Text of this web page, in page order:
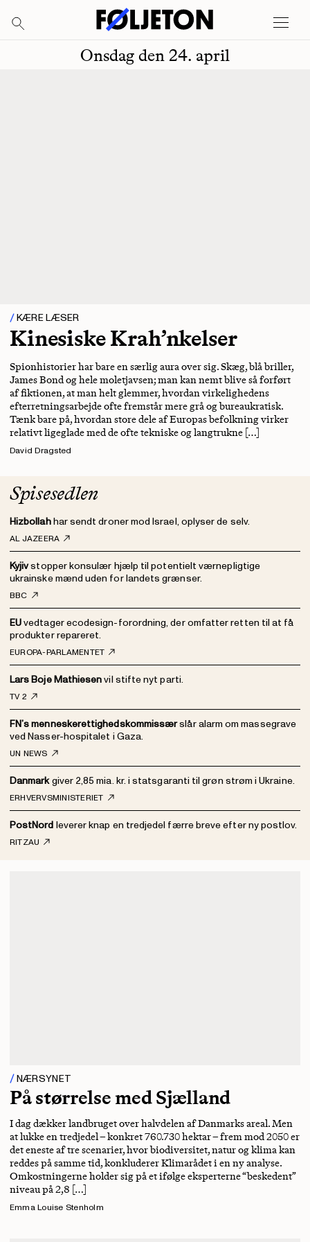
Onsdag den 24. april
KÆRE LÆSER
Kinesiske Krah’nkelser
Spionhistorier har bare en særlig aura over sig. Skæg, blå briller,
James Bond og hele moletjavsen; man kan nemt blive så forført
af fiktionen, at man helt glemmer, hvordan virkelighedens
efterretningsarbejde ofte fremstår mere grå og bureaukratisk.
Tænk bare på, hvordan store dele af Europas befolkning virker
relativt ligeglade med de ofte tekniske og langtrukne […]
David Dragsted
Spisesedlen
Hizbollahhar sendt droner mod Israel, oplyser de selv.
AL JAZEERA
Kyjivstopper konsulær hjælp til potentielt værnepligtige
ukrainske mænd uden for landets grænser.
BBC
EUvedtager ecodesign-forordning, der omfatter retten til at få
produkter repareret.
EUROPA-PARLAMENTET
Lars Boje Mathiesenvil stifte nyt parti.
TV 2
FN’s menneskerettighedskommissærslår alarm om massegrave
ved Nasser-hospitalet i Gaza.
UN NEWS
Danmarkgiver 2,85 mia. kr. i statsgaranti til grøn strøm i Ukraine.
ERHVERVSMINISTERIET
PostNord leverer knap en tredjedel færre breve efter ny postlov.
RITZAU
NÆRSYNET
På størrelse med Sjælland
I dag dækker landbruget over halvdelen af Danmarks areal. Men
at lukke en tredjedel – konkret 760.730 hektar – frem mod 2050 er
det eneste af tre scenarier, hvor biodiversitet, natur og klima kan
reddes på samme tid, konkluderer Klimarådet i en ny analyse.
Omkostningerne holder sig på et ifølge eksperterne “beskedent”
niveau på 2,8 […]
Emma Louise Stenholm